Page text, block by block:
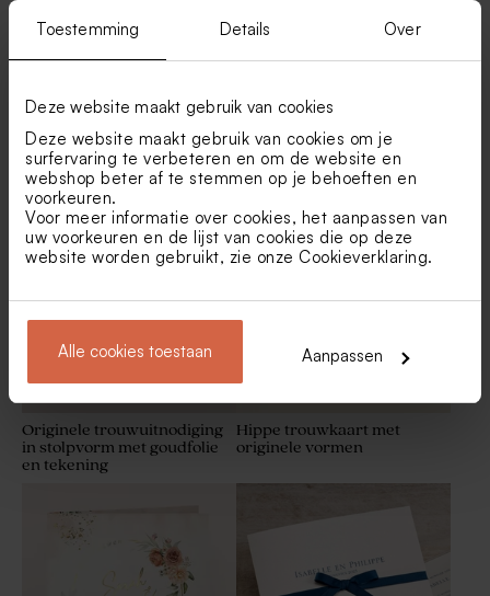
Toestemming Details Over
Deze website maakt gebruik van cookies
Deze website maakt gebruik van cookies om je
surfervaring te verbeteren en om de website en
webshop beter af te stemmen op je behoeften en
voorkeuren.
Voor meer informatie over cookies, het aanpassen van
uw voorkeuren en de lijst van cookies die op deze
website worden gebruikt, zie onze Cookieverklaring.
Alle cookies toestaan Aanpassen
Transparante doosjes
langwerpig
Ronde transparante doosjes
Bellenblaas groen
Kaarsje in glazen potje met
Romantische trouwkaart
met bloemmotief en hartjes |
Buromac 106134
Hippe trouwkaart met
originele vormen en
goudfolie
Nieuw
Originele trouwuitnodiging
in stolpvorm met goudfolie
en tekening
Hippe trouwkaart met
originele vormen